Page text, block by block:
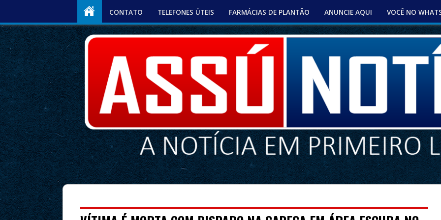
CONTATO TELEFONES ÚTEIS FARMÁCIAS DE PLANTÃO ANUNCIE AQUI VOCÊ NO